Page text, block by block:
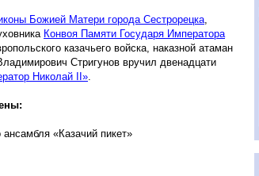
Божией Матери города Сестрорецка,
Конвоя Памяти Государя Императора
казачьего войска, наказной атаман
Стригунов вручил двенадцати
Николай II».
ансамбля «Казачий пикет»